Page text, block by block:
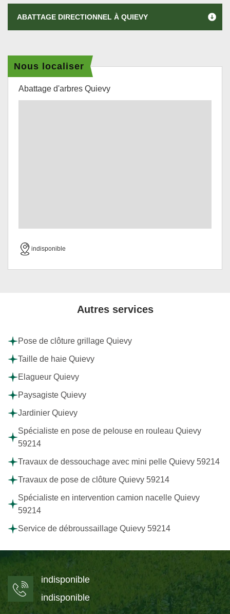
ABATTAGE DIRECTIONNEL À QUIEVY
Nous localiser
Abattage d'arbres Quievy
indisponible
Autres services
Pose de clôture grillage Quievy
Taille de haie Quievy
Elagueur Quievy
Paysagiste Quievy
Jardinier Quievy
Spécialiste en pose de pelouse en rouleau Quievy
59214
Travaux de dessouchage avec mini pelle Quievy 59214
Travaux de pose de clôture Quievy 59214
Spécialiste en intervention camion nacelle Quievy
59214
Service de débroussaillage Quievy 59214
indisponible
indisponible